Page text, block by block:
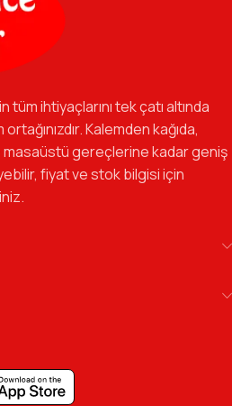
fiyat avantajlarıyla bulmanızı
yapan, güler yüzlü ve çözüm
hedefliyoruz.
kimliğimizi yeni iş birlikleri ve global
genelinde müşteri ağımızı her
ediyoruz.
her detayda yanınızda.
artırmak için
hizmetinizdeyiz.
tüm ihtiyaçlarını tek çatı altında
Kalemden kağıda,
gereçlerine kadar geniş
fiyat ve stok bilgisi için